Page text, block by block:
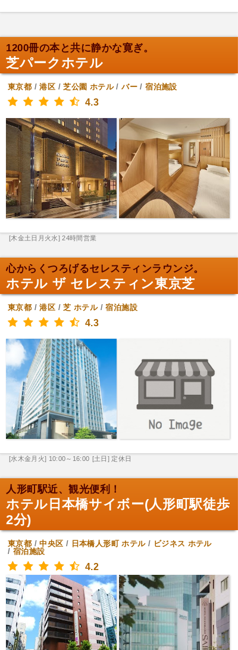
1200冊の本と共に静かな寛ぎ。
芝パークホテル
東京都 /港区 /芝公園 ホテル/バー/宿泊施設
4.3
[木金土日月火水] 24時間営業
心からくつろげるセレスティンラウンジ。
ホテル ザ セレスティン東京芝
東京都 /港区 /芝 ホテル/宿泊施設
4.3
[水木金月火] 10:00～16:00 [土日] 定休日
人形町駅近、観光便利！
ホテル日本橋サイボー(人形町駅徒歩
2分)
東京都 /中央区 / 日本橋人形町 ホテル/ ビジネス ホテル
/ 宿泊施設
4.2